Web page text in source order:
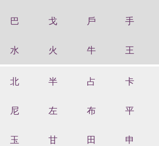
巴 戈 戶 手
水 火 牛 王
北 半 占 卡
尼 左 布 平
玉 甘 田 申